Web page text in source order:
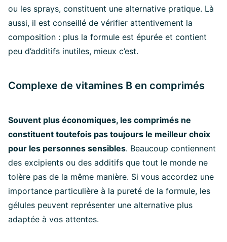
ou les sprays, constituent une alternative pratique. Là
aussi, il est conseillé de vérifier attentivement la
composition : plus la formule est épurée et contient
peu d’additifs inutiles, mieux c’est.
Complexe de vitamines B en comprimés
Souvent plus économiques, les comprimés ne
constituent toutefois pas toujours le meilleur choix
pour les personnes sensibles. Beaucoup contiennent
des excipients ou des additifs que tout le monde ne
tolère pas de la même manière. Si vous accordez une
importance particulière à la pureté de la formule, les
gélules peuvent représenter une alternative plus
adaptée à vos attentes.